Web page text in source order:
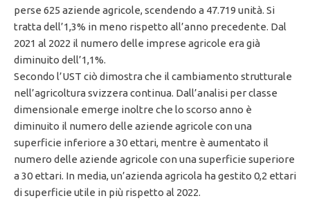
perse 625 aziende agricole, scendendo a 47.719 unità. Si
tratta dell’1,3% in meno rispetto all’anno precedente. Dal
2021 al 2022 il numero delle imprese agricole era già
diminuito dell’1,1%.
Secondo l’UST ciò dimostra che il cambiamento strutturale
nell’agricoltura svizzera continua. Dall’analisi per classe
dimensionale emerge inoltre che lo scorso anno è
diminuito il numero delle aziende agricole con una
superficie inferiore a 30 ettari, mentre è aumentato il
numero delle aziende agricole con una superficie superiore
a 30 ettari. In media, un’azienda agricola ha gestito 0,2 ettari
di superficie utile in più rispetto al 2022.